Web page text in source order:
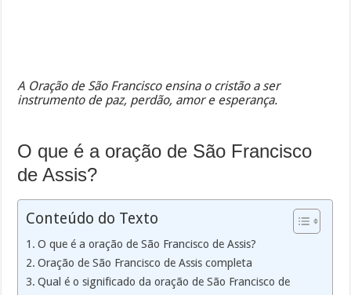
A Oração de São Francisco ensina o cristão a ser
instrumento de paz, perdão, amor e esperança.
O que é a oração de São Francisco
de Assis?
Conteúdo do Texto
O que é a oração de São Francisco de Assis?
Oração de São Francisco de Assis completa
Qual é o significado da oração de São Francisco de